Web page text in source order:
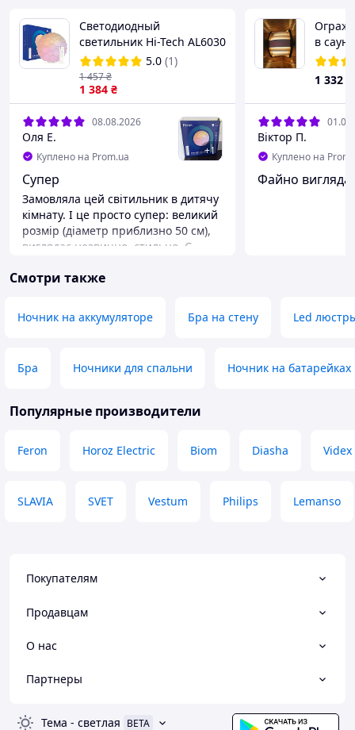
Светодиодный
светильник Hi-Tech AL6030
60W GRAND COLOR, круг,
RGB, 4500Lm 3000K-6000K
500*100mm
5.0 (1)
1 384 ₴
1 457₴
08.08.2026
Оля Е.
Куплено на Prom.ua +1
Супер
Замовляла цей світильник в дитячу
кімнату. І це просто супер: великий
розмір (діаметр приблизно 50 см),
виглядає незвично, стильно. Є
комплекті пульт. Магазин відправив
в
1 332
Віктор П.
Куплено на
Файно
Смотри также
Ночник на аккумуляторе Бра на стену Led
Бра Ночники для спальни Ночник на батарейках
Популярные производители
Feron Horoz Electric Biom Diasha Videx
SLAVIA SVET Vestum Philips Lemanso
Покупателям
Продавцам
О нас
Партнеры
Тема - светлая BETA